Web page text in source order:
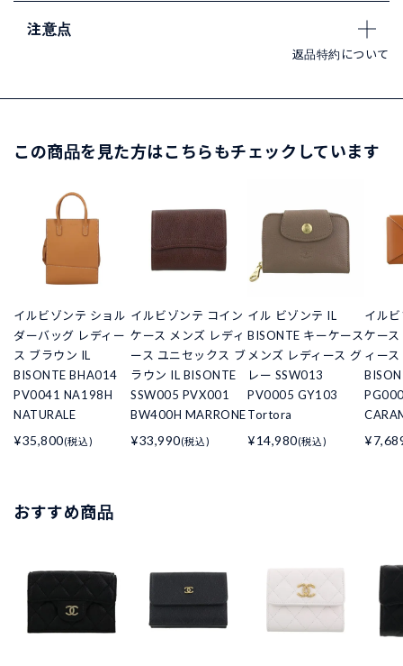
注意点
返品特約について
この商品を見た方はこちらもチェックしています
イルビゾンテ ショル
ダーバッグ レディー
ス ブラウン IL
BISONTE BHA014
PV0041 NA198H
NATURALE
¥35,800(税込)
イルビゾンテ コイン
ケース メンズ レディ
ース ユニセックス ブ
ラウン IL BISONTE
SSW005 PVX001
BW400H MARRONE
¥33,990(税込)
イル ビゾンテ IL
BISONTE キーケース
メンズ レディース グ
レー SSW013
PV0005 GY103
Tortora
¥14,980(税込)
イル
ケー
ィー
おすすめ商品